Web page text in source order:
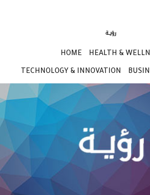
HOME HEALTH &
TECHNOLOGY & INNOVATION